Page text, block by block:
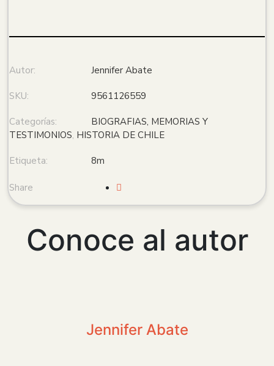
Autor: Jennifer Abate
SKU: 9561126559
Categorías:
BIOGRAFIAS, MEMORIAS Y
TESTIMONIOS, HISTORIA DE CHILE
Etiqueta: 8m
Share
Conoce al autor
Jennifer Abate